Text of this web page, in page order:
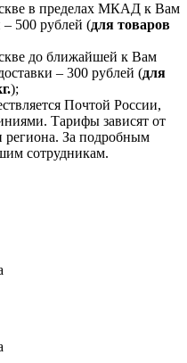
в пределах МКАД к Вам
500 рублей (для товаров
до ближайшей к Вам
– 300 рублей (для
);
Почтой России,
Тарифы зависят от
региона. За подробным
сотрудникам.